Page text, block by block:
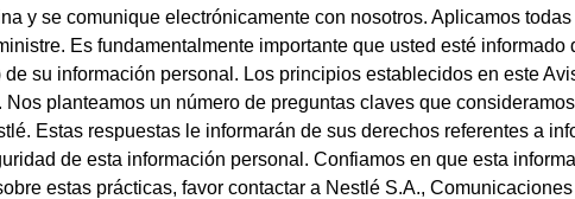
y se comunique electrónicamente con nosotros. Aplicamos
Es fundamentalmente importante que usted esté
su información personal. Los principios establecidos en este
planteamos un número de preguntas claves que
Estas respuestas le informarán de sus derechos referentes a
de esta información personal. Confiamos en que esta
estas prácticas, favor contactar a Nestlé S.A.,